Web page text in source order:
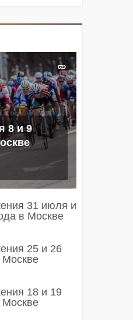
8 и 9
31 июля и
в Москве
25 и 26
Москве
18 и 19
Москве